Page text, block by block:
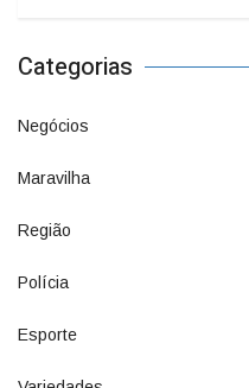
Categorias
Negócios
Maravilha
Região
Polícia
Esporte